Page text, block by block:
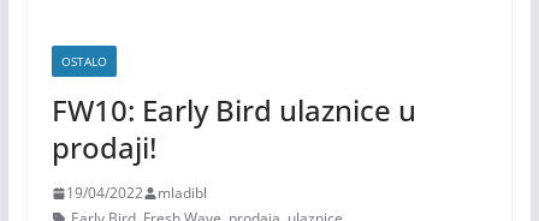
OSTALO
FW10: Early Bird ulaznice u
prodaji!
19/04/2022
mladibl